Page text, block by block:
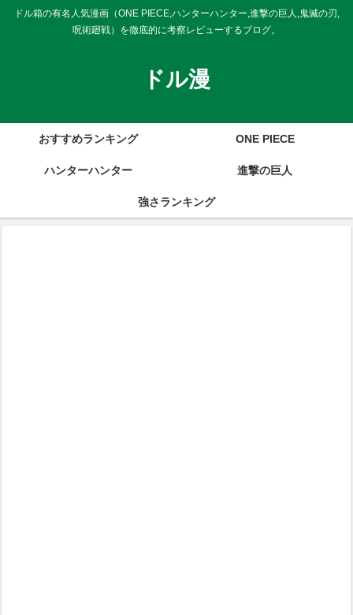
ドル箱の有名人気漫画（ONE PIECE,ハンターハンター,進撃の巨人,鬼滅の刃,
呪術廻戦）を徹底的に考察レビューするブログ。
ドル漫
おすすめランキング ONE PIECE
ハンターハンター 進撃の巨人
強さランキング